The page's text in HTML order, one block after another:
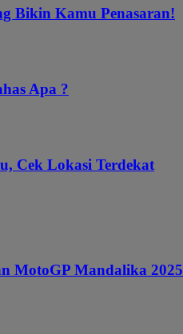
Bikin Kamu Penasaran!
Apa ?
Cek Lokasi Terdekat
MotoGP Mandalika 2025